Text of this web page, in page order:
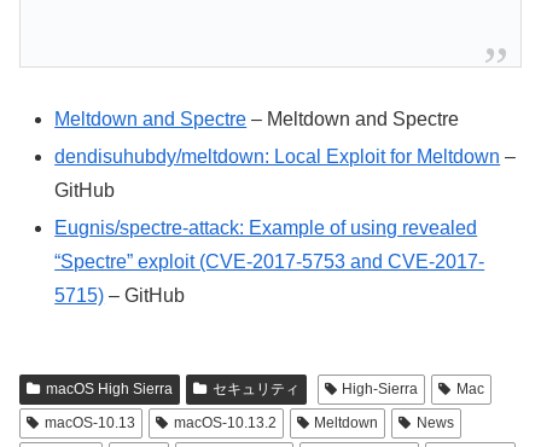
Meltdown and Spectre – Meltdown and Spectre
dendisuhubdy/meltdown: Local Exploit for Meltdown –
GitHub
Eugnis/spectre-attack: Example of using revealed
“Spectre” exploit (CVE-2017-5753 and CVE-2017-
5715) – GitHub
macOS High Sierra セキュリティ High-Sierra
Mac
macOS-10.13
macOS-10.13.2 Meltdown
News